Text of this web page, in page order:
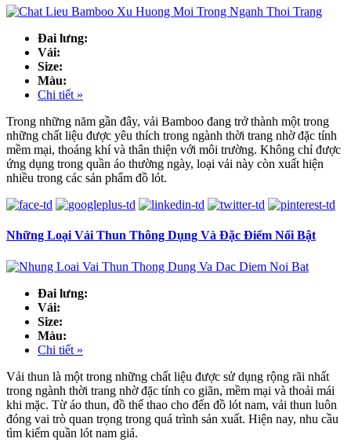
Đai lưng:
Vải:
Size:
Màu:
Chi tiết »
Trong những năm gần đây, vải Bamboo đang trở thành một trong
những chất liệu được yêu thích trong ngành thời trang nhờ đặc tính
mềm mại, thoáng khí và thân thiện với môi trường. Không chỉ được
ứng dụng trong quần áo thường ngày, loại vải này còn xuất hiện
nhiều trong các sản phẩm đồ lót.
Những Loại Vải Thun Thông Dụng Và Đặc Điểm Nổi Bật
Đai lưng:
Vải:
Size:
Màu:
Chi tiết »
Vải thun là một trong những chất liệu được sử dụng rộng rãi nhất
trong ngành thời trang nhờ đặc tính co giãn, mềm mại và thoải mái
khi mặc. Từ áo thun, đồ thể thao cho đến đồ lót nam, vải thun luôn
đóng vai trò quan trọng trong quá trình sản xuất. Hiện nay, nhu cầu
tìm kiếm quần lót nam giá.